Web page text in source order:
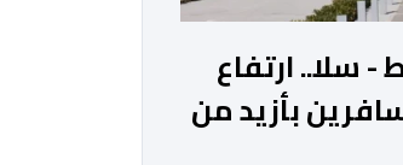
- سلا.. ارتفاع
بأزيد من